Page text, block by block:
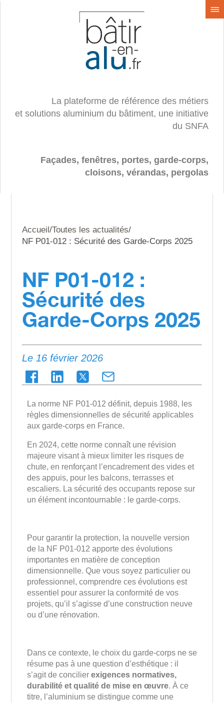
La plateforme de référence des métiers
et solutions aluminium du bâtiment, une initiative
du SNFA
Façades, fenêtres, portes, garde-corps,
cloisons, vérandas, pergolas
Accueil/Toutes les actualités/
NF P01-012 : Sécurité des Garde-Corps 2025
NF P01-012 :
Sécurité des
Garde-Corps 2025
Le 16 février 2026
La norme NF P01-012 définit, depuis 1988, les
règles dimensionnelles de sécurité applicables
aux garde-corps en France.
En 2024, cette norme connaît une révision
majeure visant à mieux limiter les risques de
chute, en renforçant l’encadrement des vides et
des appuis, pour les balcons, terrasses et
escaliers. La sécurité des occupants repose sur
un élément incontournable : le garde-corps.
Pour garantir la protection, la nouvelle version
de la NF P01-012 apporte des évolutions
importantes en matière de conception
dimensionnelle. Que vous soyez particulier ou
professionnel, comprendre ces évolutions est
essentiel pour assurer la conformité de vos
projets, qu’il s’agisse d’une construction neuve
ou d’une rénovation.
Dans ce contexte, le choix du garde-corps ne se
résume pas à une question d’esthétique : il
s’agit de concilier exigences normatives,
durabilité et qualité de mise en œuvre. À ce
titre, l’aluminium se distingue comme une